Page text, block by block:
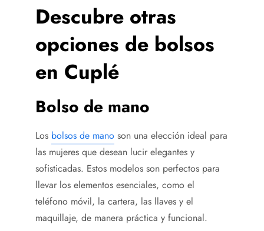
Descubre otras
opciones de bolsos
en Cuplé
Bolso de mano
Los bolsos de mano son una elección ideal para
las mujeres que desean lucir elegantes y
sofisticadas. Estos modelos son perfectos para
llevar los elementos esenciales, como el
teléfono móvil, la cartera, las llaves y el
maquillaje, de manera práctica y funcional.